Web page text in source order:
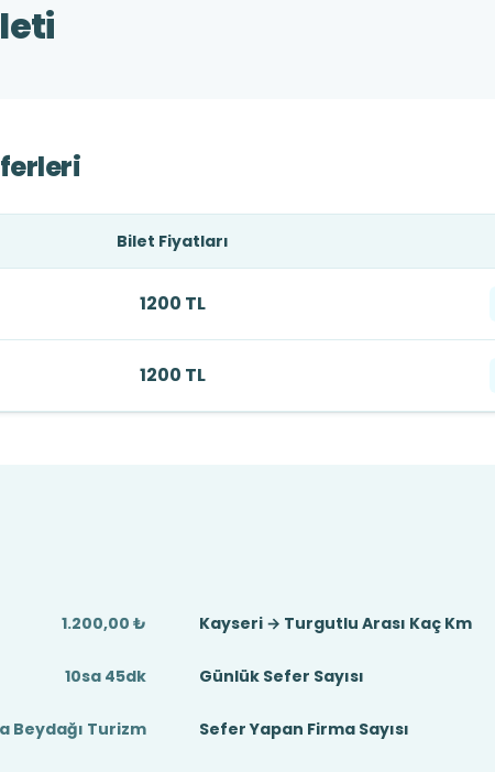
Bilet Fiyatları
1200 TL
1200 TL
1.200,00 ₺ Kayseri → Turgutlu Arası Kaç Km
10sa 45dk Günlük Sefer Sayısı
Beydağı Turizm Sefer Yapan Firma Sayısı